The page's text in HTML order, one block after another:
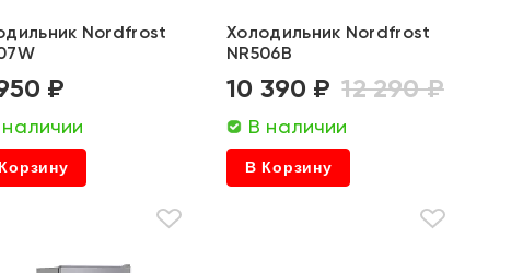
Nordfrost
₽
Холодильник Nordfrost
NR506B
10 390 ₽ 12 290 ₽
В наличии
В Корзину